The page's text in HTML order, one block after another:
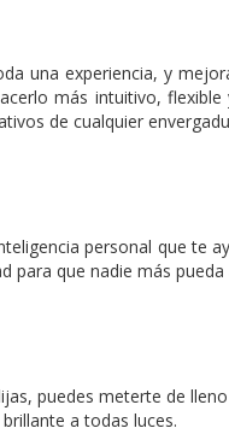
una experiencia, y
más intuitivo,
de cualquier
personal que te
que nadie más
puedes meterte de
a todas luces.